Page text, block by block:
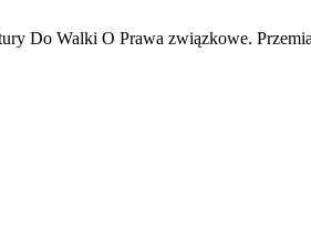
Do Walki O Prawa związkowe.